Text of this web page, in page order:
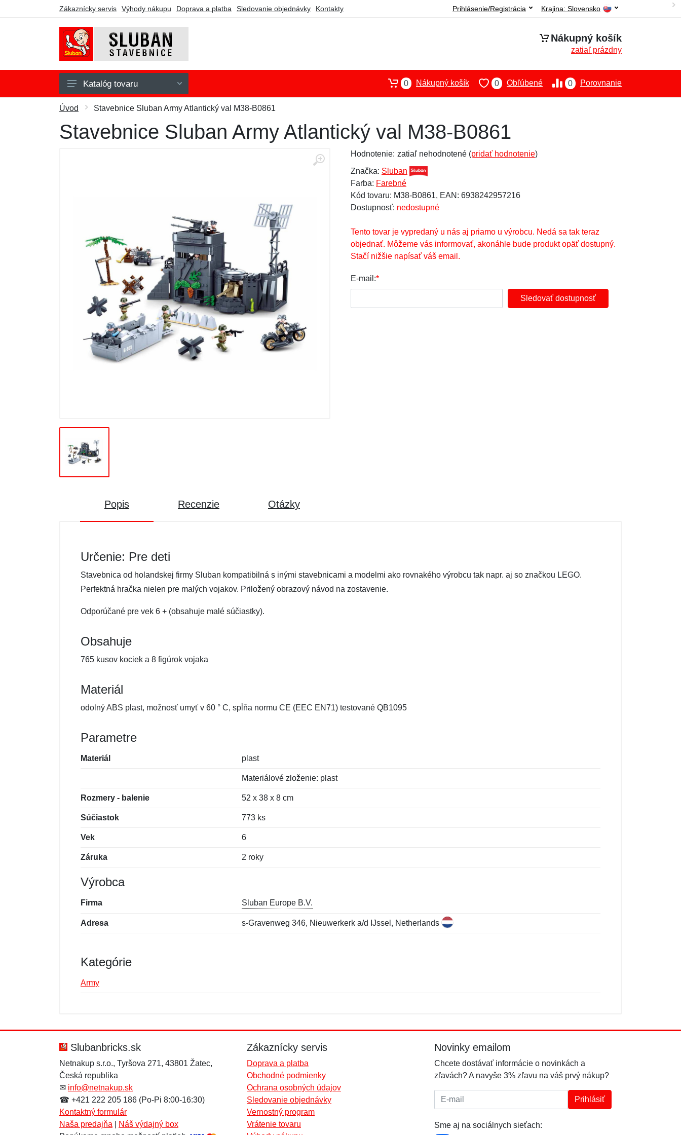
Zákaznícky servis Výhody nákupu Doprava a platba Sledovanie objednávky Kontakty Krajina: Slovensko
Prihlásenie/Registrácia
Nákupný košík
zatiaľ prázdny
Army
Fire
Ďalšie modelové rady
Katalóg tovaru 0 Porovnanie
0 Obľúbené
0 Nákupný košík
Úvod Stavebnice Sluban Army Atlantický val M38-B0861
Stavebnice Sluban Army Atlantický val M38-B0861
Hodnotenie: zatiaľ nehodnotené (pridať hodnotenie)
Značka: Sluban
Farba: Farebné
Kód tovaru: M38-B0861, EAN: 6938242957216
Dostupnosť: nedostupné
Tento tovar je vypredaný u nás aj priamo u výrobcu. Nedá sa tak teraz
objednať. Môžeme vás informovať, akonáhle bude produkt opäť dostupný.
Stačí nižšie napísať váš email.
E-mail:*
Sledovať dostupnosť
Popis Recenzie Otázky
Určenie: Pre deti
Stavebnica od holandskej firmy Sluban kompatibilná s inými stavebnicami a modelmi ako rovnakého výrobcu tak napr. aj so značkou LEGO.
Perfektná hračka nielen pre malých vojakov. Priložený obrazový návod na zostavenie.
Odporúčané pre vek 6 + (obsahuje malé súčiastky).
Obsahuje
765 kusov kociek a 8 figúrok vojaka
Materiál
odolný ABS plast, možnosť umyť v 60 ° C, spĺňa normu CE (EEC EN71) testované QB1095
Parametre
Materiál plast
Materiálové zloženie: plast
Rozmery - balenie 52 x 38 x 8 cm
Súčiastok 773 ks
Vek 6
Záruka 2 roky
Výrobca
Firma Sluban Europe B.V.
Adresa s-Gravenweg 346, Nieuwerkerk a/d IJssel, Netherlands
Kategórie
Army
Správa*
Správa*
Slubanbricks.sk
Netnakup s.r.o., Tyršova 271, 43801 Žatec,
Česká republika
✉ info@netnakup.sk
☎ +421 222 205 186 (Po-Pi 8:00-16:30)
Kontaktný formulár
Naša predajňa
Náš výdajný box
Zákaznícky servis
Doprava a platba
Obchodné podmienky
Ochrana osobných údajov
Sledovanie objednávky
Vernostný program
Vrátenie tovaru
Novinky emailom
Chcete dostávať informácie o novinkách a
zľavách? A navyše 3% zľavu na váš prvý nákup?
E-mail: Prihlásiť
Sme aj na sociálnych sieťach: